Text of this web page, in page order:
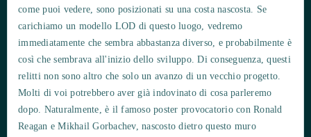
come puoi vedere, sono posizionati su una costa nascosta. Se
carichiamo un modello LOD di questo luogo, vedremo
immediatamente che sembra abbastanza diverso, e probabilmente è
così che sembrava all'inizio dello sviluppo. Di conseguenza, questi
relitti non sono altro che solo un avanzo di un vecchio progetto.
Molti di voi potrebbero aver già indovinato di cosa parleremo
dopo. Naturalmente, è il famoso poster provocatorio con Ronald
Reagan e Mikhail Gorbachev, nascosto dietro questo muro